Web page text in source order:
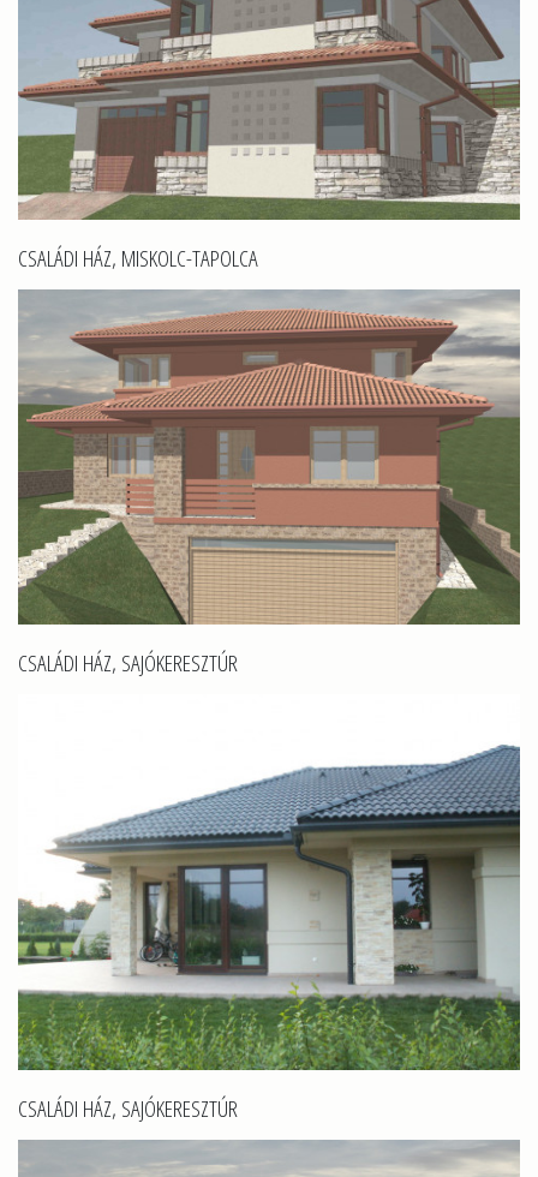
CSALÁDI HÁZ, MISKOLC-TAPOLCA
CSALÁDI HÁZ, SAJÓKERESZTÚR
CSALÁDI HÁZ, SAJÓKERESZTÚR